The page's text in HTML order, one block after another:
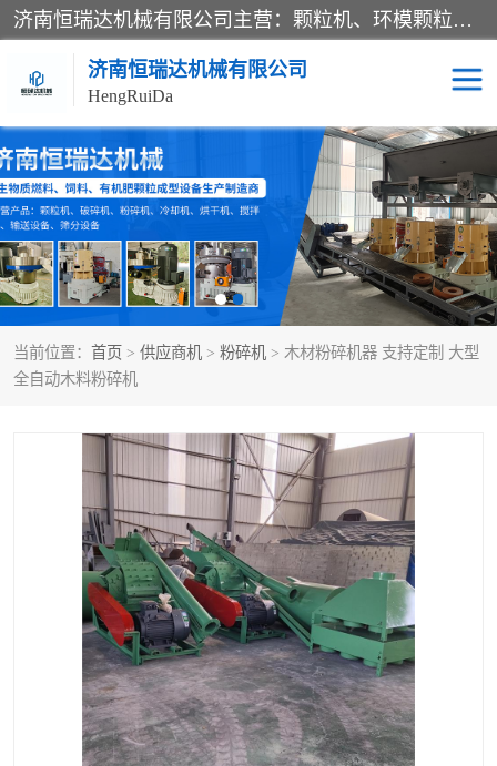
济南恒瑞达机械有限公司主营：颗粒机、环模颗粒机、平模颗粒机、粉碎机、滚筒筛分机、冷却机、颗粒燃烧机、生物质颗粒机、木屑颗粒机、秸秆颗粒机、饲料颗粒机、燃料颗粒机、木材粉碎机、秸秆粉碎机、饲料粉碎机、颗粒冷却机、锯末滚筒筛、锤片粉碎机、滚筒筛、搅拌机等产品。
济南恒瑞达机械有限公司
HengRuiDa
当前位置： 首页 > 供应商机 > 粉碎机 > 木材粉碎机器 支持定制 大型
全自动木料粉碎机
颗粒机 环模颗粒机
平模颗粒机 生物质颗粒机
秸秆颗粒机 饲料颗粒机
燃料颗粒机 木屑颗粒机
木材粉碎机 锤片粉碎机
搅拌机 冷却机
颗粒冷却机 颗粒燃烧机
滚筒筛 滚筒筛分机
锯末滚筒筛